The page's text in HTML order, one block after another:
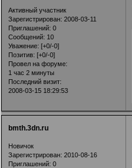
Активный участник
Зарегистрирован: 2008-03-11
Приглашений: 0
Сообщений: 10
Уважение: [+0/-0]
Позитив: [+0/-0]
Провел на форуме:
1 час 2 минуты
Последний визит:
2008-03-15 18:29:53
bmth.3dn.ru
Новичок
Зарегистрирован: 2010-08-16
Приглашений: 0